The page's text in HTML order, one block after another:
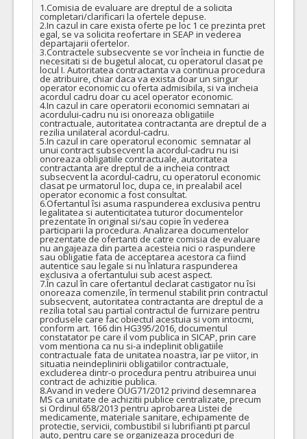
1.Comisia de evaluare are dreptul de a solicita
completari/clarificari la ofertele depuse.
2.In cazul in care exista oferte pe loc 1 ce prezinta pret
egal, se va solicita reofertare in SEAP in vederea
departajarii ofertelor.
3.Contractele subsecvente se vor încheia in functie de
necesitati si de bugetul alocat, cu operatorul clasat pe
locul I. Autoritatea contractanta va continua procedura
de atribuire, chiar daca va exista doar un singur
operator economic cu oferta admisibila, si va incheia
acordul cadru doar cu acel operator economic.
4.In cazul in care operatorii economici semnatari ai
acordului-cadru nu isi onoreaza obligatiile
contractuale, autoritatea contractanta are dreptul de a
rezilia unilateral acordul-cadru.
5.In cazul in care operatorul economic  semnatar al
unui contract subsecvent la acordul-cadru nu isi
onoreaza obligatiile contractuale, autoritatea
contractanta are dreptul de a incheia contract
subsecvent la acordul-cadru, cu operatorul economic
clasat pe urmatorul loc, dupa ce, in prealabil acel
operator economic a fost consultat.
6.Ofertantul îsi asuma raspunderea exclusiva pentru
legalitatea si autenticitatea tuturor documentelor
prezentate în original si/sau copie în vederea
participarii la procedura. Analizarea documentelor
prezentate de ofertanti de catre comisia de evaluare
nu angajeaza din partea acesteia nici o raspundere
sau obligatie fata de acceptarea acestora ca fiind
autentice sau legale si nu înlatura raspunderea
exclusiva a ofertantului sub acest aspect.
7.În cazul în care ofertantul declarat castigator nu îsi
onoreaza comenzile, în termenul stabilit prin contractul
subsecvent, autoritatea contractanta are dreptul de a
rezilia total sau partial contractul de furnizare pentru
produsele care fac obiectul acestuia si vom intocmi,
conform art. 166 din HG395/2016, documentul
constatator pe care il vom publica in SICAP, prin care
vom mentiona ca nu si-a indeplinit obligatiile
contractuale fata de unitatea noastra, iar pe viitor, in
situatia neindeplinirii obligatiilor contractuale,
excluderea dintr-o procedura pentru atribuirea unui
contract de achizitie publica.
8.Avand in vedere OUG71/2012 privind desemnarea
MS ca unitate de achizitii publice centralizate, precum
si Ordinul 658/2013 pentru aprobarea Listei de
medicamente, materiale sanitare, echipamente de
protectie, servicii, combustibil si lubrifianti pt parcul
auto, pentru care se organizeaza proceduri de